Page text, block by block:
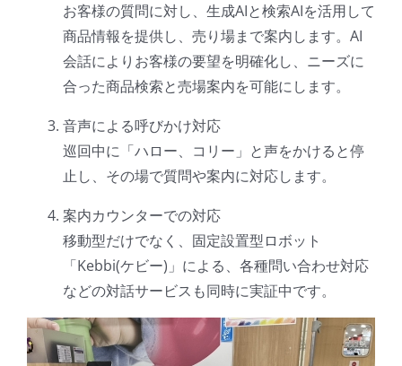
お客様の質問に対し、生成AIと検索AIを活用して
商品情報を提供し、売り場まで案内します。AI
会話によりお客様の要望を明確化し、ニーズに
合った商品検索と売場案内を可能にします。
音声による呼びかけ対応
巡回中に「ハロー、コリー」と声をかけると停
止し、その場で質問や案内に対応します。
案内カウンターでの対応
移動型だけでなく、固定設置型ロボット
「Kebbi(ケビー)」による、各種問い合わせ対応
などの対話サービスも同時に実証中です。